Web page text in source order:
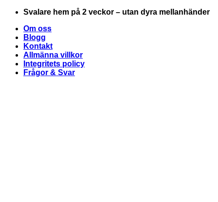
Skip
content
Svalare hem på 2 veckor – utan dyra mellanhänder
Om oss
Blogg
Kontakt
Allmänna villkor
Integritets policy
Frågor & Svar